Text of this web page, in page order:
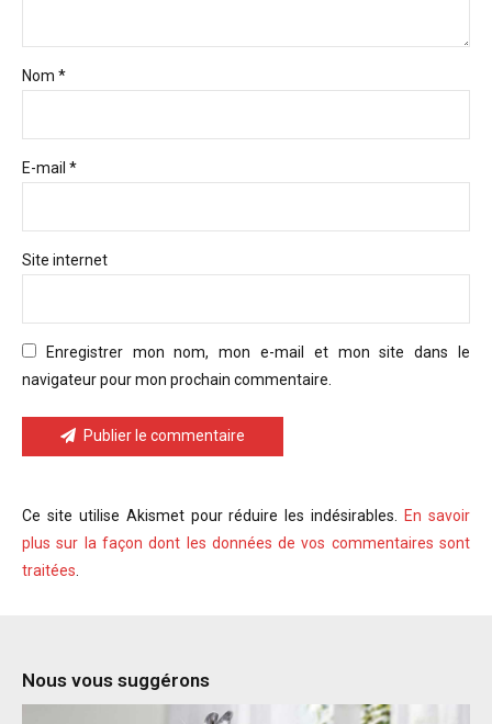
Nom *
E-mail *
Site internet
Enregistrer mon nom, mon e-mail et mon site dans le
navigateur pour mon prochain commentaire.
Publier le commentaire
Ce site utilise Akismet pour réduire les indésirables.
En savoir
plus sur la façon dont les données de vos commentaires sont
traitées
Nous vous suggérons